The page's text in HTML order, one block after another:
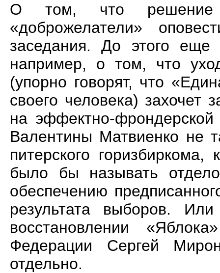
О том, что решение
«доброжелатели»
заседания. До этого еще
например, о том, что
(упорно говорят, что
своего человека) захочет
на эффектно-
Валентины Матвиенко не
питерского
было бы называть
обеспечению
результата выборов.
восстановлении
Федерации Сергей
отдельно.